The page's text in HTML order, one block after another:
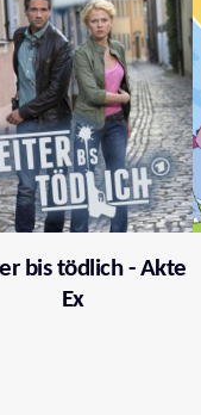
bis tödlich - Akte
Ex